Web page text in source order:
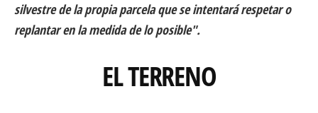
silvestre de la propia parcela que se intentará respetar o
replantar en la medida de lo posible".
EL TERRENO